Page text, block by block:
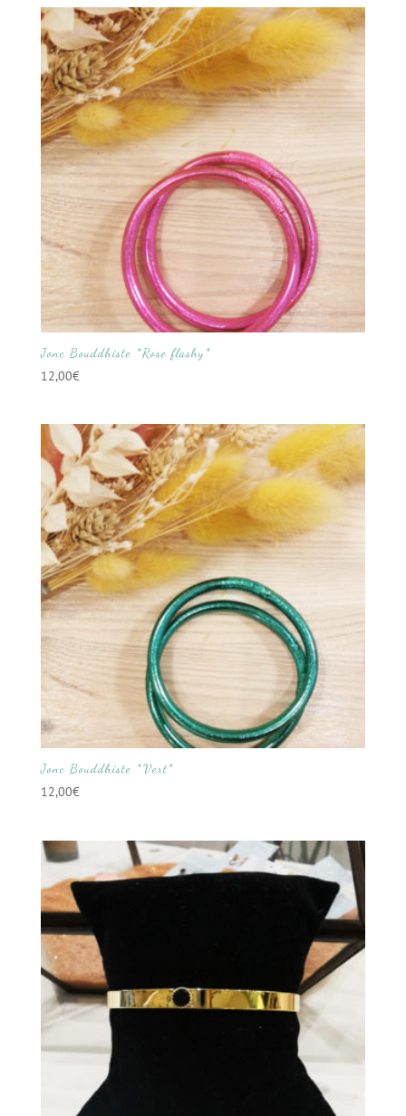
Jonc Bouddhiste *Rose flashy*
12,00€
Jonc Bouddhiste *Vert*
12,00€